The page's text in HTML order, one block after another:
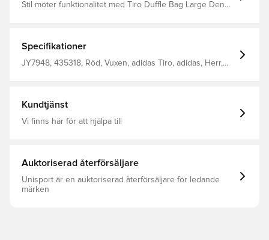
Stil möter funktionalitet med Tiro Duffle Bag Large Den
utrustning, medan den släta vävkonstruktionen ger
hållbarhet och motståndskraft Den säkra
blixtlåsförslutningen på huvudfacket ger enkel åtkomst till
Specifikationer
JY7948, 435318, Röd, Vuxen, adidas Tiro, adidas, Herr,
Kundtjänst
Vi finns här för att hjälpa till
Auktoriserad återförsäljare
Unisport är en auktoriserad återförsäljare för ledande
märken